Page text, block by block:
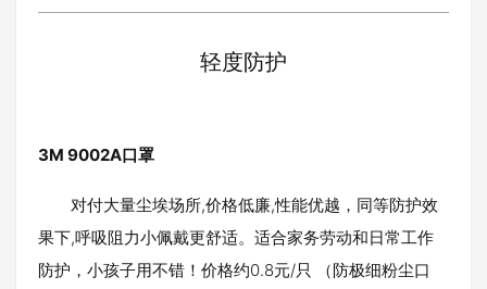
轻度防护
3M 9002A口罩
对付大量尘埃场所,价格低廉,性能优越，同等防护效
果下,呼吸阻力小佩戴更舒适。适合家务劳动和日常工作
防护，小孩子用不错！价格约0.8元/只 （防极细粉尘口